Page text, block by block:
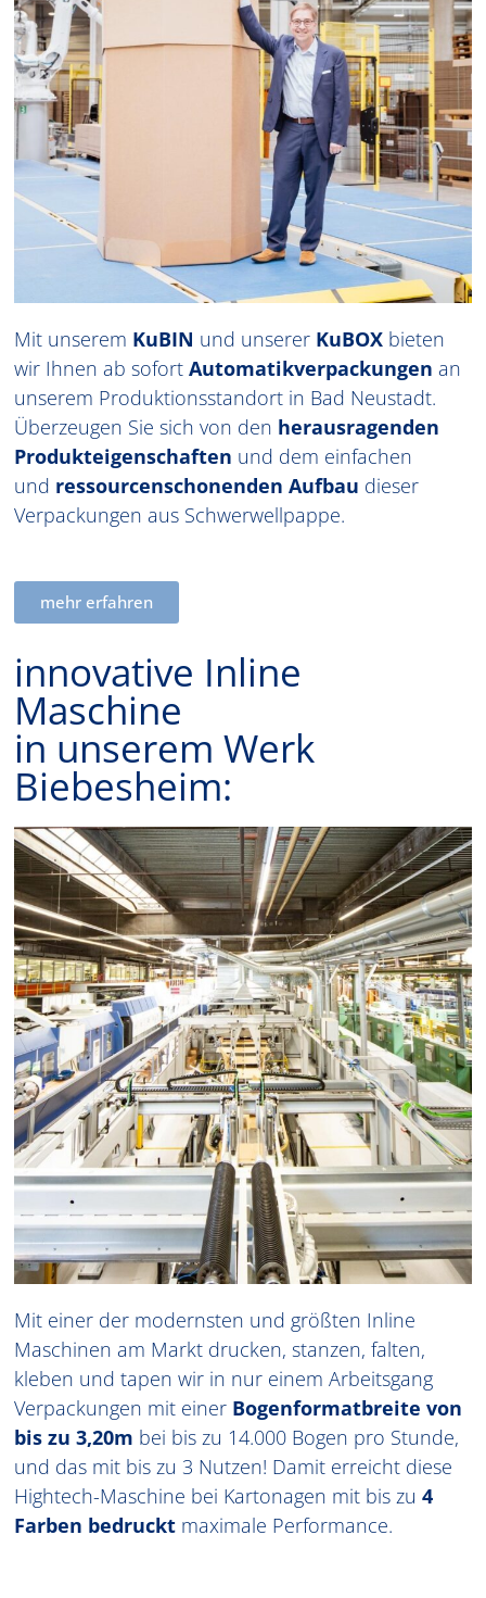
Mit unserem KuBIN und unserer KuBOX bieten
wir Ihnen ab sofortAutomatikverpackungen an
unserem Produktionsstandort in Bad Neustadt.
Überzeugen Sie sich von den herausragenden
Produkteigenschaften und dem einfachen
und ressourcenschonenden Aufbau dieser
Verpackungen aus Schwerwellpappe.
mehr erfahren
innovative Inline
Maschine
in unserem Werk
Biebesheim:
Mit einer der modernsten und größten Inline
Maschinen am Markt drucken, stanzen, falten,
kleben und tapen wir in nur einem Arbeitsgang
Verpackungen mit einer Bogenformatbreite von
bis zu 3,20m bei bis zu 14.000 Bogen pro Stunde,
und das mit bis zu 3 Nutzen! Damit erreicht diese
Hightech-Maschine bei Kartonagen mit bis zu4
Farben bedruckt maximale Performance.